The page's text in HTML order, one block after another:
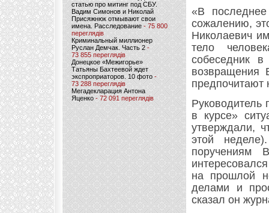
статью про митинг под СБУ.
Вадим Симонов и Николай
Присяжнюк отмывают свои
имена. Расследование - 75 800
переглядів
Криминальный миллионер
Руслан Демчак. Часть 2-
73 855 переглядів
Донецкое «Межигорье»
Татьяны Бахтеевой ждет
экспроприаторов. 10 фото -
73 288 переглядів
Мегадекларация Антона
Яценко - 72 091 переглядів
«В
сожалению,
Николаевич
тело
собеседник в
возвращения
предпочитают
Руководитель
в курсе»
утверждали,
этой
поручениям
на прошлой
делами и
сказал он